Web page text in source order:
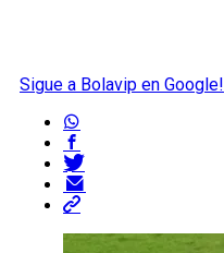
Sigue a Bolavip en Google!